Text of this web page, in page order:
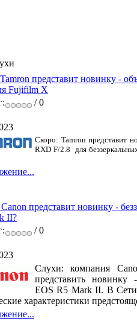
представит новинку -
Fujifilm X
/ 0
Скоро: Tamron представит
RXD F/2.8 для
представит новинку -
II?
/ 0
Слухи: компания
представить новинку
EOS R5 Mark II. В Сети
характеристики